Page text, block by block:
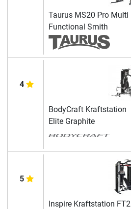
Taurus MS20 Pro Multi
Functional Smith
4
BodyCraft Kraftstation
Elite Graphite
5
Inspire Kraftstation FT2